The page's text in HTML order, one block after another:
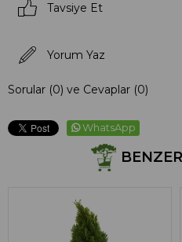
Tavsiye Et
Yorum Yaz
Sorular (0) ve Cevaplar (0)
WhatsApp